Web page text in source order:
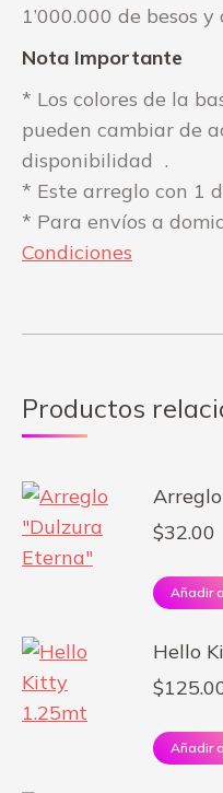
1’000.000 de besos y
Nota Importante
* Los colores de la
pueden cambiar de
disponibilidad .
* Este arreglo con 1
* Para envíos a
Condiciones
Productos
$32.00
Añadir
Hello
$
Añadir